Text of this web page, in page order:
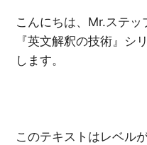
こんにちは、Mr.ステ
『英文解釈の技術』シ
します。
このテキストはレベル